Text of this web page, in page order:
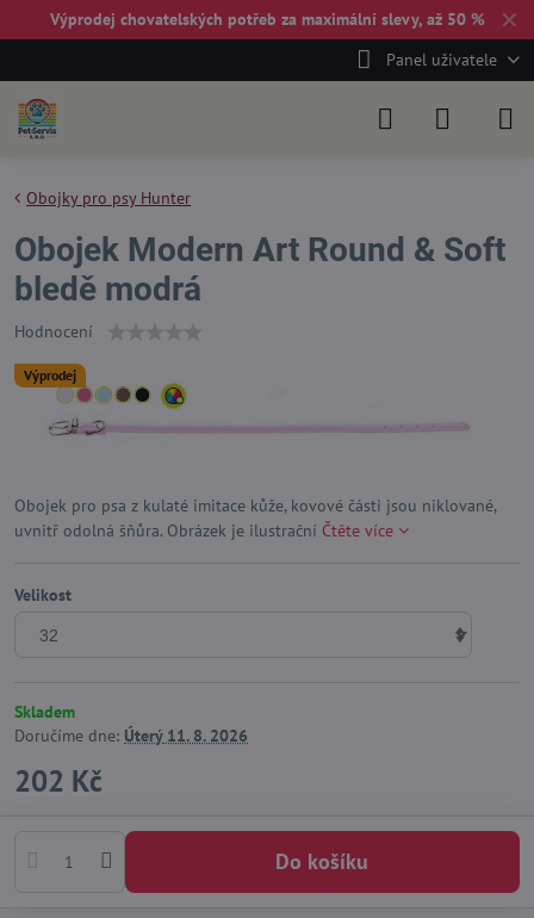
✕
Výprodej chovatelských potřeb za maximální slevy, až 50 %
Panel uživatele
Výprodej
Obojky pro psy Hunter
Obojek Modern Art Round & Soft
bledě modrá
Hodnocení
Obojek pro psa z kulaté imitace kůže, kovové části jsou niklované,
uvnitř odolná šňůra. Obrázek je ilustrační Čtěte více
Velikost
Skladem
Doručíme dne: Úterý11. 8. 2026
202 Kč
Do košíku